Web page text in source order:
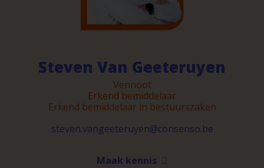
Steven Van Geeteruyen
Vennoot
Erkend bemiddelaar
Erkend bemiddelaar in bestuurszaken
steven.vangeeteruyen@consenso.be
Maak kennis